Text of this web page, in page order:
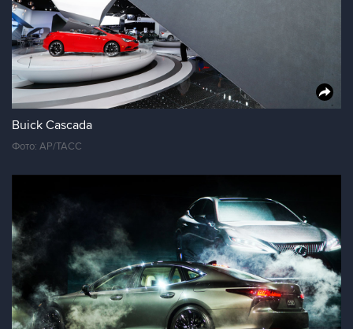
Buick Cascada
Фото: AP/ТАСС